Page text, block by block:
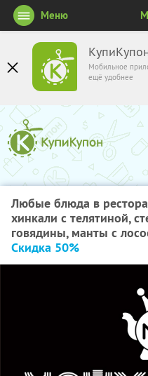
Мобильное
ещё удобнее
Меню
Любые блюда в
хинкали с телятиной,
говядины, манты с
Скидка 50%